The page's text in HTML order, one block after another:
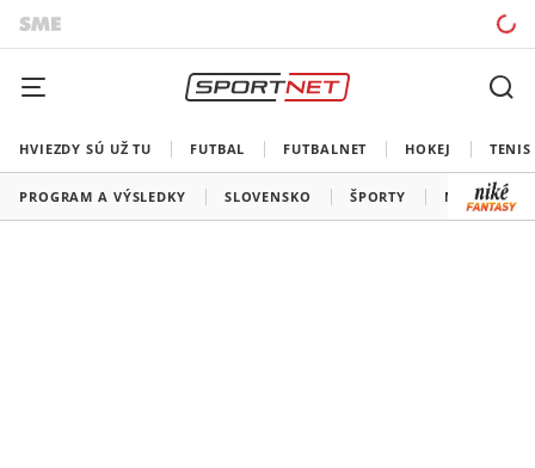
HVIEZDY SÚ UŽ TU FUTBAL FUTBALNET HOKEJ TENIS
PROGRAM A VÝSLEDKY SLOVENSKO ŠPORTY